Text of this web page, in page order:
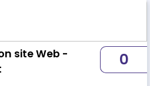
site Web -
0